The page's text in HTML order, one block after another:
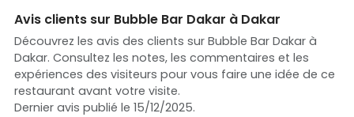
Avis clients sur Bubble Bar Dakar à Dakar
Découvrez les avis des clients sur Bubble Bar Dakar à
Dakar. Consultez les notes, les commentaires et les
expériences des visiteurs pour vous faire une idée de ce
restaurant avant votre visite.
Dernier avis publié le 15/12/2025.